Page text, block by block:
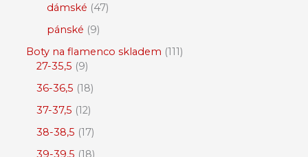
dámské 47
pánské 9
Boty na flamenco skladem 111
27-35,5 9
36-36,5 18
37-37,5 12
38-38,5 17
39-39,5 18